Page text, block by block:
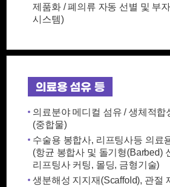
제품화 / 폐의류 자동 선별 및 부
시스템)
의료용 섬유 등
의료분야 메디컬 섬유 / 생체적합
(중합물)
수술용 봉합사, 리프팅사등 의료
(항균 봉합사 및 돌기형(Barbed)
리프팅사 커팅, 몰딩, 금형기술)
생분해성 지지재(Scaffold), 관절